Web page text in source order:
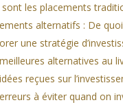
sont les placements
alternatifs : De quoi
une stratégie
alternatives au
reçues sur
à éviter quand on